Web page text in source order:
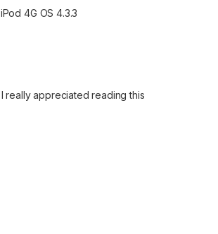
iPod 4G OS 4.3.3
really appreciated reading this